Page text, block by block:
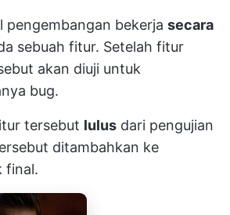
pengembangan bekerja secara
sebuah fitur. Setelah fitur
akan diuji untuk
bug.
tersebut lulus dari pengujian
ditambahkan ke
final.